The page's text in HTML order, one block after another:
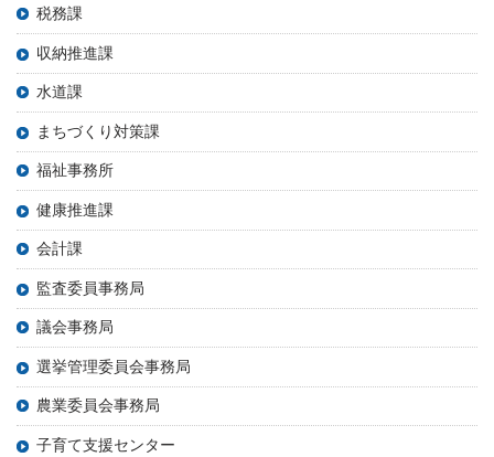
税務課
収納推進課
水道課
まちづくり対策課
福祉事務所
健康推進課
会計課
監査委員事務局
議会事務局
選挙管理委員会事務局
農業委員会事務局
子育て支援センター